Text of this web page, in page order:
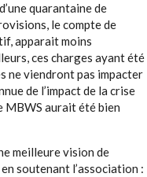
quarantaine de
le compte de
apparait moins
ces charges ayant été
ne viendront pas impacter
de l’impact de la crise
MBWS aurait été bien
meilleure vision de
soutenant l’association :